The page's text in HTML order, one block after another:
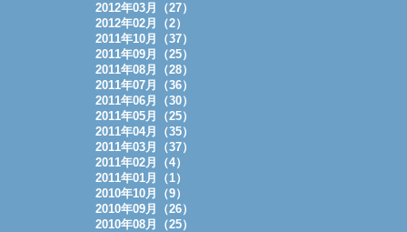
2012年03月（27）
2012年02月（2）
2011年10月（37）
2011年09月（25）
2011年08月（28）
2011年07月（36）
2011年06月（30）
2011年05月（25）
2011年04月（35）
2011年03月（37）
2011年02月（4）
2011年01月（1）
2010年10月（9）
2010年09月（26）
2010年08月（25）